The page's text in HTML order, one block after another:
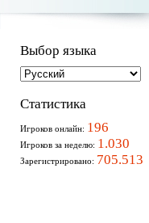
Выбор языка
Статистика
Игроков онлайн: 196
Игроков за неделю: 1.030
Зарегистрировано: 705.513